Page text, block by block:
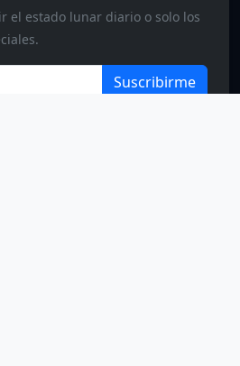
el estado lunar diario o solo los
Suscribirme